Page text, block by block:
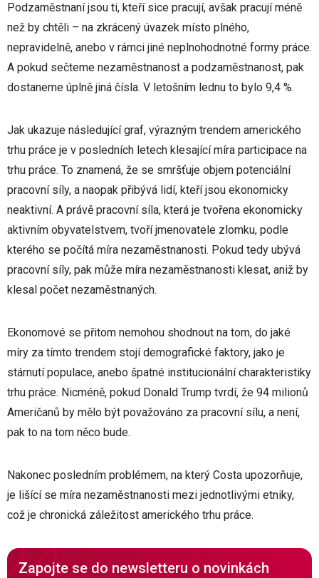
Podzaměstnaní jsou ti, kteří sice pracují, avšak pracují méně
než by chtěli – na zkrácený úvazek místo plného,
nepravidelně, anebo v rámci jiné neplnohodnotné formy práce.
A pokud sečteme nezaměstnanost a podzaměstnanost, pak
dostaneme úplně jiná čísla. V letošním lednu to bylo 9,4 %.
Jak ukazuje následující graf, výrazným trendem amerického
trhu práce je v posledních letech klesající míra participace na
trhu práce. To znamená, že se smršťuje objem potenciální
pracovní síly, a naopak přibývá lidí, kteří jsou ekonomicky
neaktivní. A právě pracovní síla, která je tvořena ekonomicky
aktivním obyvatelstvem, tvoří jmenovatele zlomku, podle
kterého se počítá míra nezaměstnanosti. Pokud tedy ubývá
pracovní síly, pak může míra nezaměstnanosti klesat, aniž by
klesal počet nezaměstnaných.
Ekonomové se přitom nemohou shodnout na tom, do jaké
míry za tímto trendem stojí demografické faktory, jako je
stárnutí populace, anebo špatné institucionální charakteristiky
trhu práce. Nicméně, pokud Donald Trump tvrdí, že 94 milionů
Američanů by mělo být považováno za pracovní sílu, a není,
pak to na tom něco bude.
Nakonec posledním problémem, na který Costa upozorňuje,
je lišící se míra nezaměstnanosti mezi jednotlivými etniky,
což je chronická záležitost amerického trhu práce.
Zapojte se do newsletteru o novinkách